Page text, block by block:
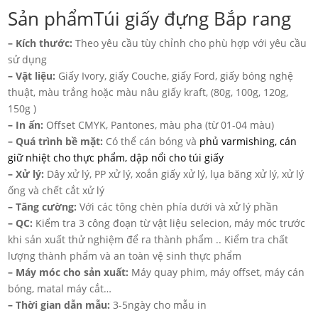
Sản phẩmTúi giấy đựng Bắp rang
– Kích thước:Theo yêu cầu tùy chỉnh cho phù hợp với yêu cầu
sử dụng
– Vật liệu: Giấy Ivory, giấy Couche, giấy Ford, giấy bóng nghệ
thuật, màu trắng hoặc màu nâu giấy kraft, (80g, 100g, 120g,
150g )
– In ấn: Offset CMYK, Pantones, màu pha (từ 01-04 màu)
– Quá trình bề mặt: Có thể cán bóng và phủ varmishing, cán
giữ nhiệt cho thực phẩm, dập nổi cho túi giấy
– Xử lý: Dây xử lý, PP xử lý, xoắn giấy xử lý, lụa băng xử lý, xử lý
ống và chết cắt xử lý
– Tăng cường: Với các tông chèn phía dưới và xử lý phần
– QC: Kiểm tra 3 công đoạn từ vật liệu selecion, máy móc trước
khi sản xuất thử nghiệm để ra thành phẩm .. Kiểm tra chất
lượng thành phẩm và an toàn vệ sinh thực phẩm
– Máy móc cho sản xuất: Máy quay phim, máy offset, máy cán
bóng, matal máy cắt…
– Thời gian dẫn mẫu: 3-5ngày cho mẫu in